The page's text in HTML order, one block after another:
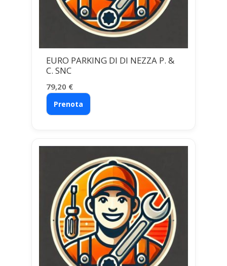
EURO PARKING DI DI NEZZA P. &
C. SNC
79,20 €
Prenota